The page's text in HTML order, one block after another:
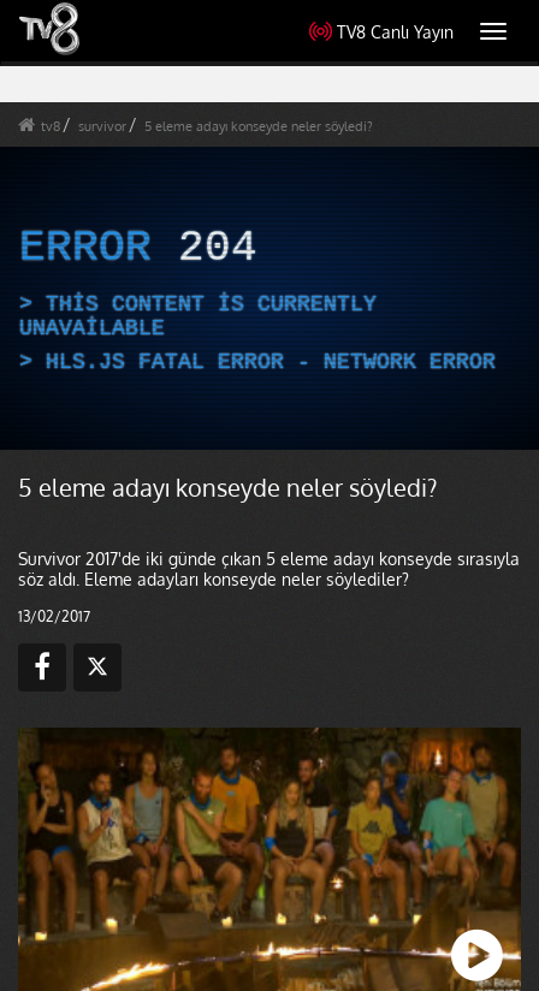
TV8 Canlı Yayın
tv8 survivor 5 eleme adayı konseyde neler söyledi?
ERROR 204
THIS CONTENT IS CURRENTLY
UNAVAILABLE
HLS.JS FATAL ERROR - NETWORK ERROR
5 eleme adayı konseyde neler söyledi?
Survivor 2017'de iki günde çıkan 5 eleme adayı konseyde sırasıyla
söz aldı. Eleme adayları konseyde neler söylediler?
13/02/2017